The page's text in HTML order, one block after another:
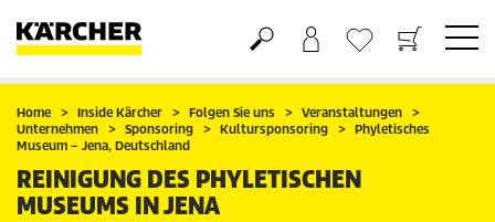
Warenkorb
Wunschliste
Home Inside Kärcher Folgen Sie uns
Veranstaltungen
Unternehmen
Sponsoring Kultursponsoring
Phyletisches
Museum – Jena, Deutschland
REINIGUNG DES PHYLETISCHEN
MUSEUMS IN JENA